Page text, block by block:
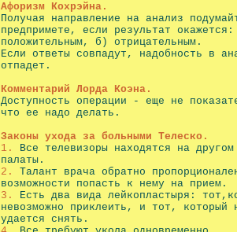
Афоризм Кохрэйна.
Получая направление на анализ
предпримете, если результат
положительным, б) отрицательным.
Если ответы совпадут, надобность в
отпадет.
Комментарий Лорда Коэна.
Доступность операции - еще не
что ее надо делать.
Законы ухода за больными Телеско.
1.
Все телевизоры находятся на
палаты.
2.
Талант врача обратно
возможности попасть к нему на прием.
3.
Есть два вида лейкопластыря:
невозможно приклеить, и тот, который
удается снять.